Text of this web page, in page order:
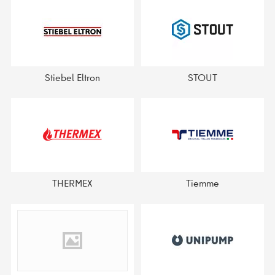
Stiebel Eltron STOUT
THERMEX Tiemme